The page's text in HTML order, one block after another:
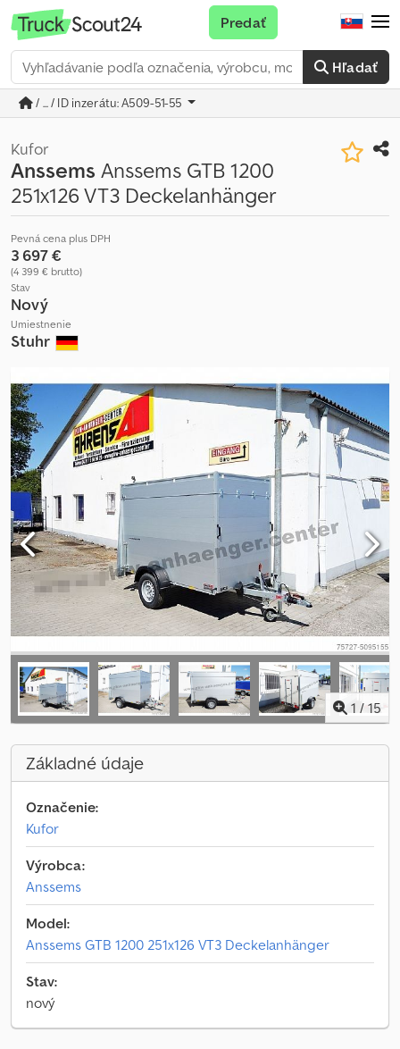
Hľadať
Predať
/ ... / ID inzerátu: A509-51-55
Kufor
Anssems Anssems GTB 1200
251x126 VT3 Deckelanhänger
Pevná cena plus DPH
3 697 €
(4 399 € brutto)
Stav
Nový
Umiestnenie
Stuhr
1 / 15
Základné údaje
Označenie:
Kufor
Výrobca:
Anssems
Model:
Anssems GTB 1200 251x126 VT3 Deckelanhänger
Stav:
nový